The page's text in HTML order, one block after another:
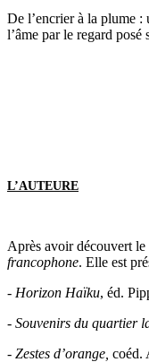
De l’encrier à la plume :
l’âme par le regard
L’AUTEURE
Après avoir découvert le
francophone. Elle est
- Horizon Haïku, éd.
- Souvenirs du quartier
- Zestes d’orange, coéd.